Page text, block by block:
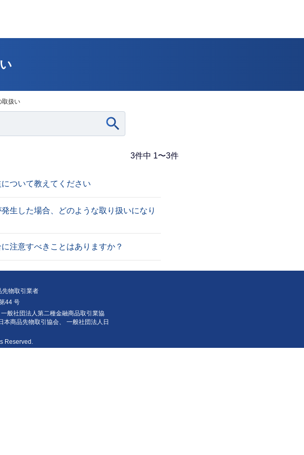
取扱い
3件中 1〜3件
ついて教えてください
生した場合、どのような取り扱いになり
注意すべきことはありますか？
先物取引業者
44 号
一般社団法人第二種金融商品取引業協
商品先物取引協会、
一般社団法人日
Reserved.